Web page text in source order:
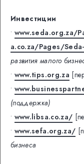
Инвестиции
• www.seda.org.za/
a.co.za/Pages/
развития малого
• www.tips.org.za
•
(поддержка)
• www.libsa.co.za/
• www.sefa.org.za/
бизнеса